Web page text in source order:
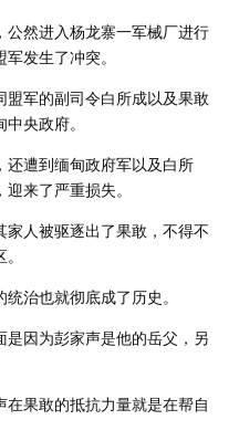
然进入杨龙寨一军械厂进行
发生了冲突。
军的副司令白所成以及果敢
央政府。
还遭到缅甸政府军以及白所
来了严重损失。
人被驱逐出了果敢，不得不
治也就彻底成了历史。
因为彭家声是他的岳父，另
果敢的抵抗力量就是在帮自